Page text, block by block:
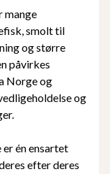
mange
smolt til
og større
påvirkes
Norge og
og
én ensartet
efter deres